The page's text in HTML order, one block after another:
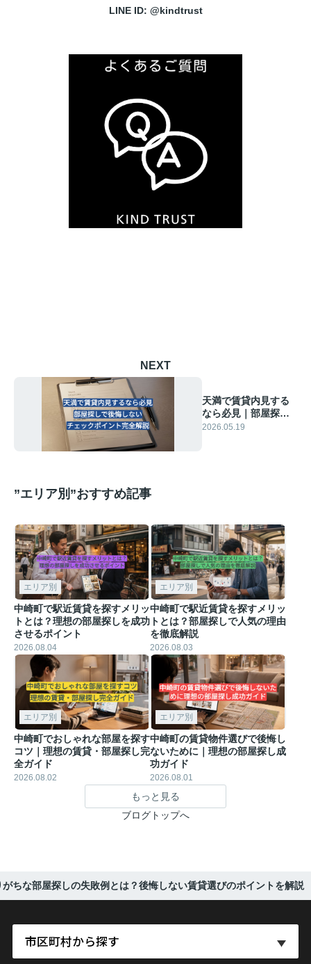
LINE ID: @kindtrust
NEXT
天満で賃貸内見する
なら必見｜部屋探し
で後悔しないチェッ
2026.05.19
”エリア別”おすすめ記事
エリア別
中崎町で駅近賃貸を探すメリッ
トとは？理想の部屋探しを成功
させるポイント
2026.08.04
エリア別
中崎町で駅近賃貸を探すメリッ
トとは？部屋探しで人気の理由
を徹底解説
2026.08.03
エリア別
中崎町でおしゃれな部屋を探す
コツ｜理想の賃貸・部屋探し完
全ガイド
2026.08.02
エリア別
中崎町の賃貸物件選びで後悔し
ないために｜理想の部屋探し成
功ガイド
2026.08.01
もっと見る
ブログトップへ
がちな部屋探しの失敗例とは？後悔しない賃貸選びのポイントを解説
市区町村から探す